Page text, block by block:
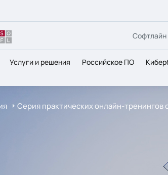
Услуги и решения Российское ПО
Серия практических онлайн-